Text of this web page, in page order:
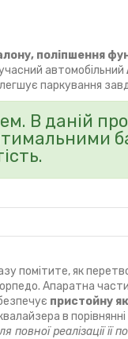
поліпшення
автомобільний
паркування
В даній
помітите, як
Апаратна
пристойну
в
реалізації її